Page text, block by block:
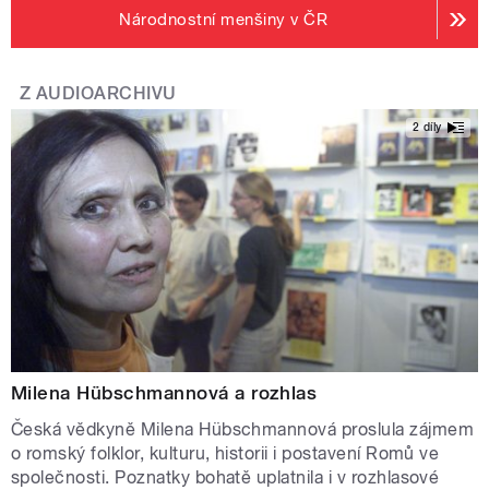
Národnostní menšiny v ČR
Z AUDIOARCHIVU
2 díly
Milena Hübschmannová a rozhlas
Česká vědkyně Milena Hübschmannová proslula zájmem
o romský folklor, kulturu, historii i postavení Romů ve
společnosti. Poznatky bohatě uplatnila i v rozhlasové